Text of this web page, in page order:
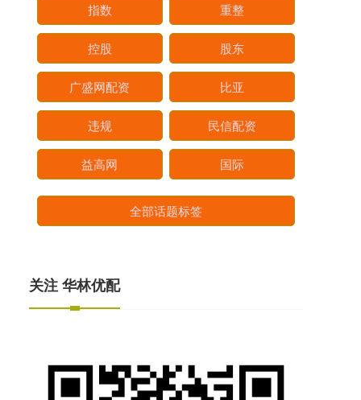
指数 重整
控股 股东
广盛网配资 比亚
违规 民信配资
益高网 国际
全部话题标签
关注 华林优配